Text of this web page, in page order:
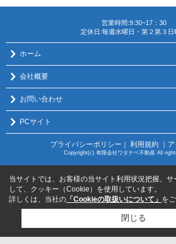
営業時間:9:30~17：30
定休日:毎週水曜日・第２第３日
ホーム
会社概要
お問い合わせ
PCサイト
プライバシーポリシー ｜ 利用規約 ｜
Copyright(c) 有限会社ワタナベ不動産 All
当サイトでは、お客様の当サイト利用状況把握、サ
して、クッキー（Cookie）を使用しています。
詳しくは、当社の 「Cookieの取扱いについて」 を
閉じる